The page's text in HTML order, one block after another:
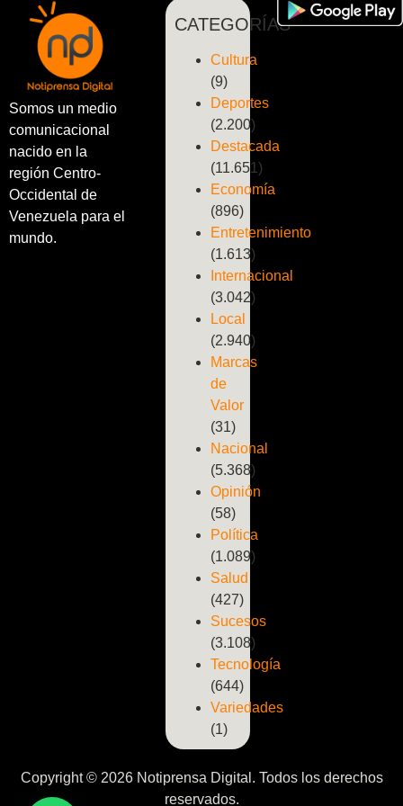
Somos un medio
comunicacional
nacido en la
región Centro-
Occidental de
Venezuela para el
mundo.
CATEGORÍAS
Cultura
(9)
Deportes
(2.200)
Destacada
(11.651)
Economía
(896)
Entretenimiento
(1.613)
Internacional
(3.042)
Local
(2.940)
Marcas
de
Valor
(31)
Nacional
(5.368)
Opinión
(58)
Política
(1.089)
Salud
(427)
Sucesos
(3.108)
Tecnología
(644)
Variedades
(1)
Copyright © 2026 Notiprensa Digital. Todos los derechos
reservados.